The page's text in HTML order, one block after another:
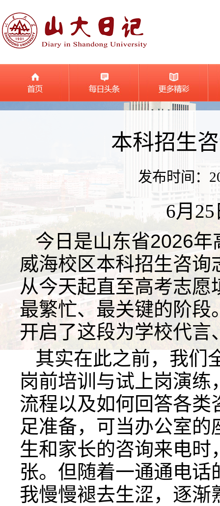
本科招生
发布时间：
6月
今日是山东省2026
威海校区本科招生咨
从今天起直至高考志
最繁忙、最关键的阶段
开启了这段为学校代
其实在此之前，我们
岗前培训与试上岗演
流程以及如何回答各类
足准备，可当办公室
生和家长的咨询来电
张。但随着一通通电
我慢慢褪去生涩，逐渐